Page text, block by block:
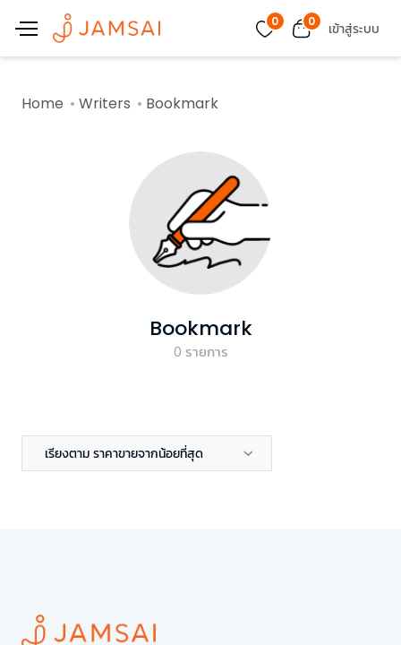
0 0 เข้าสู่ระบบ
Home Writers Bookmark
Bookmark
0 รายการ
เรียงตาม ราคาขายจากน้อยที่สุด